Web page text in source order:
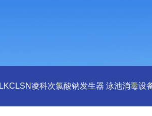
LKCLSN凌科次氯酸钠发生器 泳池消毒设